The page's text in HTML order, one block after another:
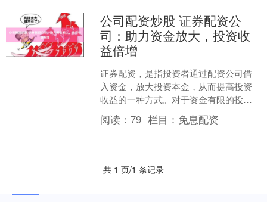
公司配资炒股 证券配资公
司：助力资金放大，投资收
益倍增
证券配资，是指投资者通过配资公司借
入资金，放大投资本金，从而提高投资
收益的一种方式。对于资金有限的投资
者来说公司配资炒股，证券配资无疑是
一个极具吸引力的选择。 ....
阅读：79 栏目： 免息配资
共 1 页/1 条记录